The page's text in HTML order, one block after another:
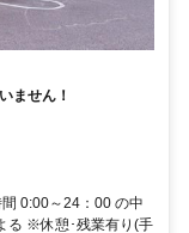
ません！
0:00～24：00 の中
る ※休憩･残業有り(手